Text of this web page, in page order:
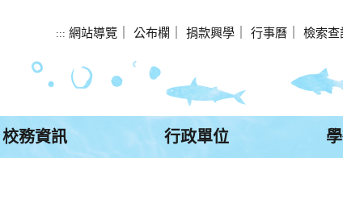
::: 網站導覽 公布欄 捐款興學 行事曆 檢索查
校務資訊 行政單位